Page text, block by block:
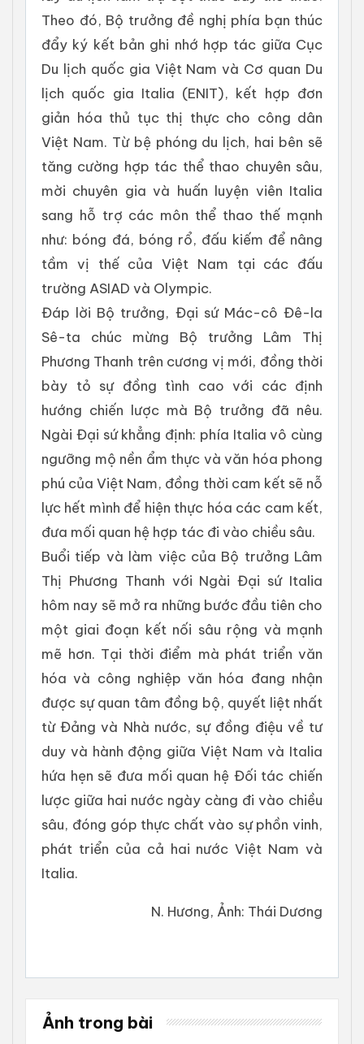
Theo đó, Bộ trưởng đề nghị phía bạn thúc
đẩy ký kết bản ghi nhớ hợp tác giữa Cục
Du lịch quốc gia Việt Nam và Cơ quan Du
lịch quốc gia Italia (ENIT), kết hợp đơn
giản hóa thủ tục thị thực cho công dân
Việt Nam. Từ bệ phóng du lịch, hai bên sẽ
tăng cường hợp tác thể thao chuyên sâu,
mời chuyên gia và huấn luyện viên Italia
sang hỗ trợ các môn thể thao thế mạnh
như: bóng đá, bóng rổ, đấu kiếm để nâng
tầm vị thế của Việt Nam tại các đấu
trường ASIAD và Olympic.
Đáp lời Bộ trưởng, Đại sứ Mác-cô Đê-la
Sê-ta chúc mừng Bộ trưởng Lâm Thị
Phương Thanh trên cương vị mới, đồng thời
bày tỏ sự đồng tình cao với các định
hướng chiến lược mà Bộ trưởng đã nêu.
Ngài Đại sứ khẳng định: phía Italia vô cùng
ngưỡng mộ nền ẩm thực và văn hóa phong
phú của Việt Nam, đồng thời cam kết sẽ nỗ
lực hết mình để hiện thực hóa các cam kết,
đưa mối quan hệ hợp tác đi vào chiều sâu.
Buổi tiếp và làm việc của Bộ trưởng Lâm
Thị Phương Thanh với Ngài Đại sứ Italia
hôm nay sẽ mở ra những bước đầu tiên cho
một giai đoạn kết nối sâu rộng và mạnh
mẽ hơn. Tại thời điểm mà phát triển văn
hóa và công nghiệp văn hóa đang nhận
được sự quan tâm đồng bộ, quyết liệt nhất
từ Đảng và Nhà nước, sự đồng điệu về tư
duy và hành động giữa Việt Nam và Italia
hứa hẹn sẽ đưa mối quan hệ Đối tác chiến
lược giữa hai nước ngày càng đi vào chiều
sâu, đóng góp thực chất vào sự phồn vinh,
phát triển của cả hai nước Việt Nam và
Italia.
N. Hương, Ảnh: Thái Dương
Ảnh trong bài